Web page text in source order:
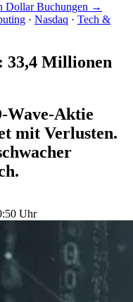
Dollar Buchungen →
· Nasdaq · Tech &
33,4 Millionen
Wave-Aktie
mit Verlusten.
Uhr